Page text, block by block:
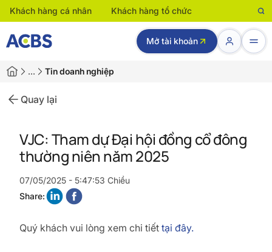
Khách hàng cá nhân Khách hàng tổ chức
Mở tài khoản
… Tin doanh nghiệp
Quay lại
VJC: Tham dự Đại hội đồng cổ đông
thường niên năm 2025
07/05/2025 - 5:47:53 Chiều
Share:
Quý khách vui lòng xem chi tiết tại đây.